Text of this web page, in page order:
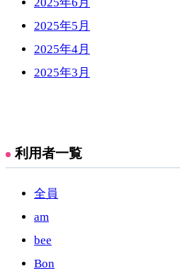
2025年6月
2025年5月
2025年4月
2025年3月
利用者一覧
全員
am
bee
Bon